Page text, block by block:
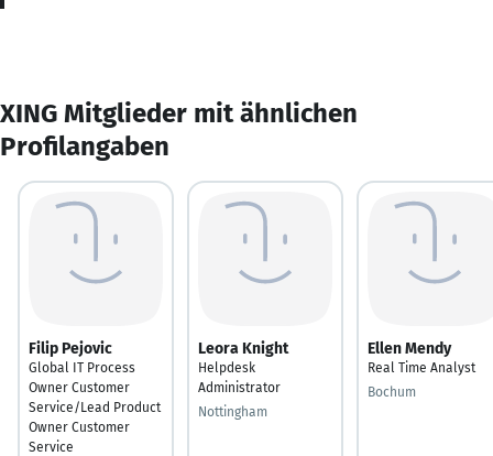
XING Mitglieder mit ähnlichen
Profilangaben
Filip Pejovic
Global IT Process
Owner Customer
Service/Lead Product
Owner Customer
Service
Leora Knight
Helpdesk
Administrator
Nottingham
Ellen Mendy
Real Time Analyst
Bochum